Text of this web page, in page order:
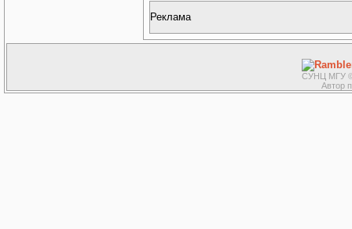
Реклама
СУНЦ МГУ ©
Автор